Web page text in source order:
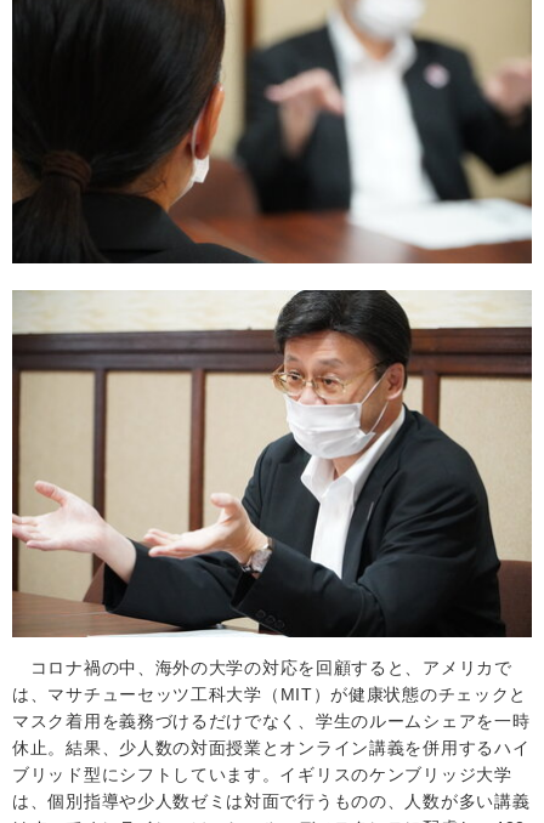
コロナ禍の中、海外の大学の対応を回顧すると、アメリカで
は、マサチューセッツ工科大学（ MIT）が健康状態のチェックと
マスク着用を義務づけるだけでなく、学生のルームシェアを一時
休止。結果、少人数の対面授業とオンライン講義を併用するハイ
ブリッド型にシフトしています。イギリスのケンブリッジ大学
は、個別指導や少人数ゼミは対面で行うものの、人数が多い講義